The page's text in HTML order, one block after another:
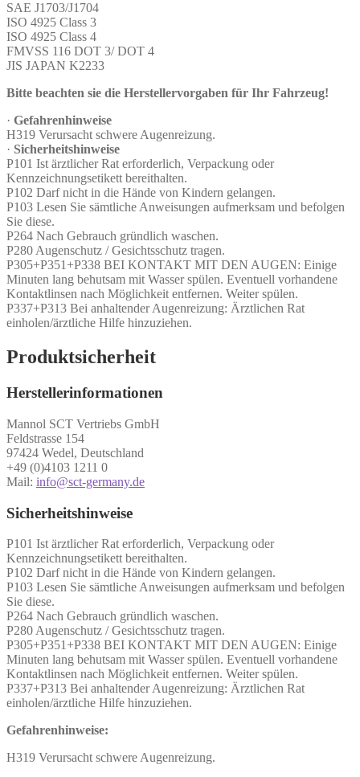
SAE J1703/J1704
ISO 4925 Class 3
ISO 4925 Class 4
FMVSS 116 DOT 3/ DOT 4
JIS JAPAN K2233
Bitte beachten sie die Herstellervorgaben für Ihr Fahrzeug!
· Gefahrenhinweise
H319 Verursacht schwere Augenreizung.
· Sicherheitshinweise
P101 Ist ärztlicher Rat erforderlich, Verpackung oder
Kennzeichnungsetikett bereithalten.
P102 Darf nicht in die Hände von Kindern gelangen.
P103 Lesen Sie sämtliche Anweisungen aufmerksam und befolgen
Sie diese.
P264 Nach Gebrauch gründlich waschen.
P280 Augenschutz / Gesichtsschutz tragen.
P305+P351+P338 BEI KONTAKT MIT DEN AUGEN: Einige
Minuten lang behutsam mit Wasser spülen. Eventuell vorhandene
Kontaktlinsen nach Möglichkeit entfernen. Weiter spülen.
P337+P313 Bei anhaltender Augenreizung: Ärztlichen Rat
einholen/ärztliche Hilfe hinzuziehen.
Produktsicherheit
Herstellerinformationen
Mannol SCT Vertriebs GmbH
Feldstrasse 154
97424 Wedel, Deutschland
+49 (0)4103 1211 0
Mail: info@sct-germany.de
Sicherheitshinweise
P101 Ist ärztlicher Rat erforderlich, Verpackung oder
Kennzeichnungsetikett bereithalten.
P102 Darf nicht in die Hände von Kindern gelangen.
P103 Lesen Sie sämtliche Anweisungen aufmerksam und befolgen
Sie diese.
P264 Nach Gebrauch gründlich waschen.
P280 Augenschutz / Gesichtsschutz tragen.
P305+P351+P338 BEI KONTAKT MIT DEN AUGEN: Einige
Minuten lang behutsam mit Wasser spülen. Eventuell vorhandene
Kontaktlinsen nach Möglichkeit entfernen. Weiter spülen.
P337+P313 Bei anhaltender Augenreizung: Ärztlichen Rat
einholen/ärztliche Hilfe hinzuziehen.
Gefahrenhinweise:
H319 Verursacht schwere Augenreizung.